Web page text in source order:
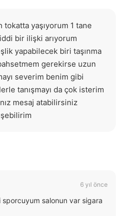
yaşıyorum 1 tane
bir ilişki arıyorum
yapabilecek biri taşınma
gerekirse uzun
severim benim gibi
tanışmayı da çok isterim
mesaj atabilirsiniz
6 yıl önce
salonun var sigara